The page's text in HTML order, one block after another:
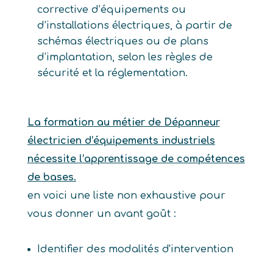
corrective d’équipements ou
d’installations électriques, à partir de
schémas électriques ou de plans
d’implantation, selon les règles de
sécurité et la réglementation.
La formation au métier de Dépanneur
électricien d’équipements industriels
nécessite l’apprentissage de compétences
de bases.
en voici une liste non exhaustive pour
vous donner un avant goût :
Identifier des modalités d'intervention